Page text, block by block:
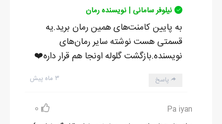
نیلوفر سامانی | نویسنده رمان
به پایین کامنت‌های همین رمان برید.یه
قسمتی هست نوشته سایر رمان‌های
نویسنده.بازگشت گلوله اونجا هم قرار داره❤️
۳ ماه پیش پاسخ
Pa iyan
0